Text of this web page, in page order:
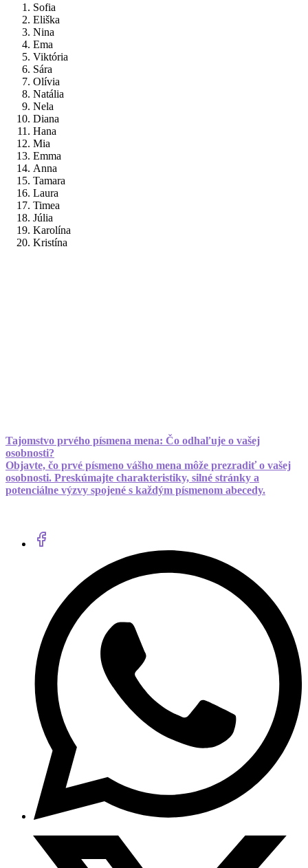
Sofia
Eliška
Nina
Ema
Viktória
Sára
Olívia
Natália
Nela
Diana
Hana
Mia
Emma
Anna
Tamara
Laura
Timea
Júlia
Karolína
Kristína
Tajomstvo prvého písmena mena: Čo odhaľuje o vašej
osobnosti?
Objavte, čo prvé písmeno vášho mena môže prezradiť o vašej
osobnosti. Preskúmajte charakteristiky, silné stránky a
potenciálne výzvy spojené s každým písmenom abecedy.